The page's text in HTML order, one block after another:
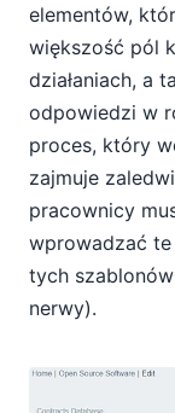
elementów,
większość pól
działaniach, a
odpowiedzi w
proces, który
zajmuje
pracownicy
wprowadzać
tych
nerwy).